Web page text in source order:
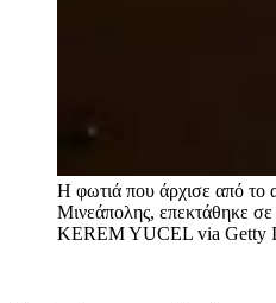
Η φωτιά που άρχισε από το
Μινεάπολης, επεκτάθηκε σε
KEREM YUCEL via Getty